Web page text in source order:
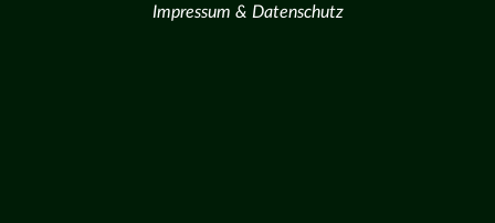
Impressum & Datenschutz